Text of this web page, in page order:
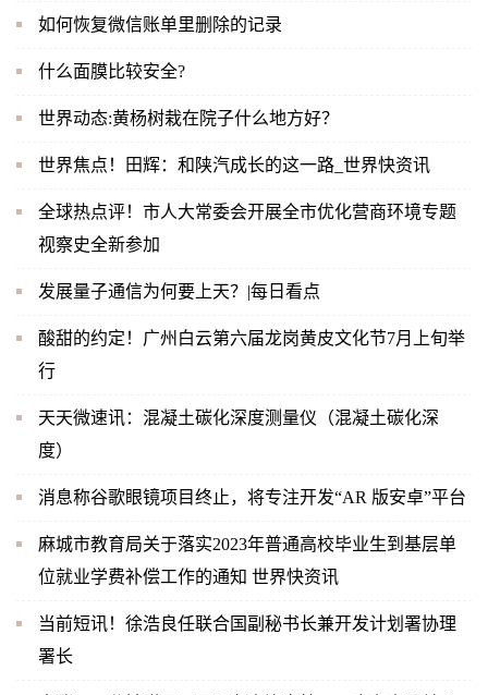
如何恢复微信账单里删除的记录
什么面膜比较安全?
世界动态:黄杨树栽在院子什么地方好？
世界焦点！田辉：和陕汽成长的这一路_世界快资讯
全球热点评！市人大常委会开展全市优化营商环境专题
视察史全新参加
发展量子通信为何要上天？|每日看点
酸甜的约定！广州白云第六届龙岗黄皮文化节7月上旬举
行
天天微速讯：混凝土碳化深度测量仪（混凝土碳化深
度）
消息称谷歌眼镜项目终止，将专注开发“AR 版安卓”平台
麻城市教育局关于落实2023年普通高校毕业生到基层单
位就业学费补偿工作的通知 世界快资讯
当前短讯！徐浩良任联合国副秘书长兼开发计划署协理
署长